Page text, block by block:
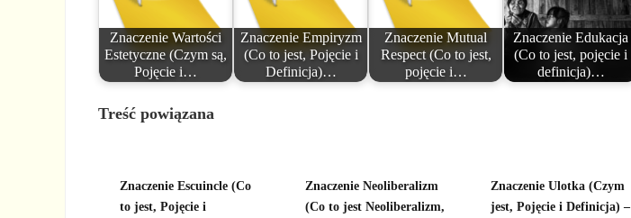
Znaczenie Wartości
Estetyczne (Czym są,
Pojęcie i…
Znaczenie Empiryzm
(Co to jest, Pojęcie i
Definicja)…
Znaczenie Mutual
Respect (Co to jest,
pojęcie i…
Znaczenie Edukacja
(Co to jest, pojęcie i
definicja)…
Treść powiązana
Znaczenie Escuincle (Co
to jest, Pojęcie i
Znaczenie Neoliberalizm
(Co to jest Neoliberalizm,
Znaczenie Ulotka (Czym
jest, Pojęcie i Definicja) –